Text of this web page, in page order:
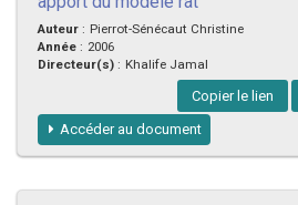
Auteur : Pierrot-Sénécaut Christine
Année : 2006
Directeur(s) : Khalife Jamal
Copier le lien
Accéder au document